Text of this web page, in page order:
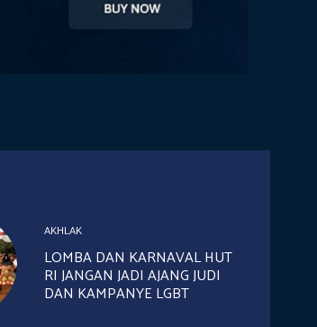
AKHLAK
LOMBA DAN KARNAVAL HUT
RI JANGAN JADI AJANG JUDI
DAN KAMPANYE LGBT